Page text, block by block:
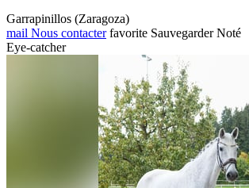
Garrapinillos (Zaragoza)
mail Nous contacter favorite Sauvegarder Noté
Eye-catcher